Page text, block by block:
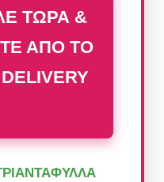
ΤΩΡΑ &
ΑΠΟ ΤΟ